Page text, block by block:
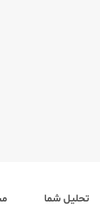
تحلیل شما